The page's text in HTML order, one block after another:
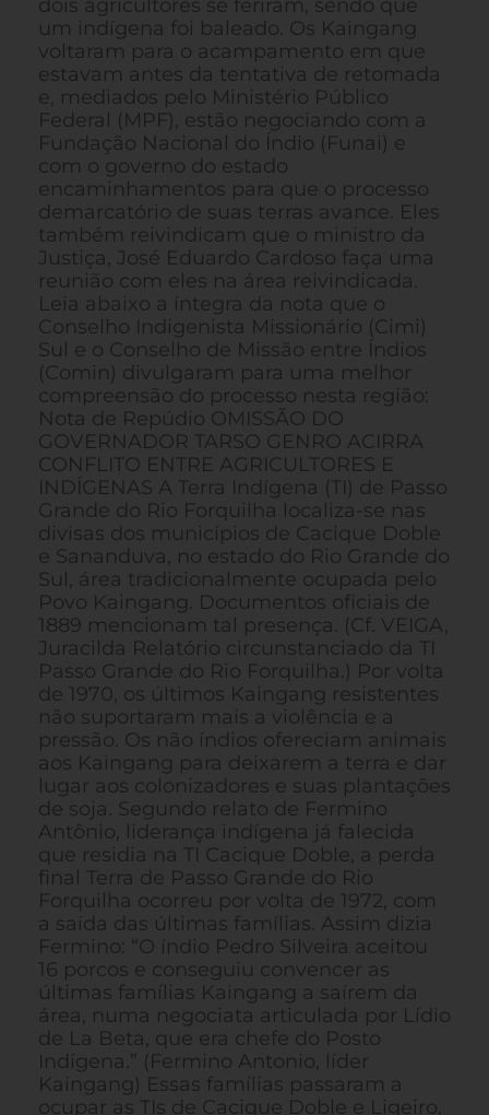
dois agricultores se feriram, sendo que
um indígena foi baleado. Os Kaingang
voltaram para o acampamento em que
estavam antes da tentativa de retomada
e, mediados pelo Ministério Público
Federal (MPF), estão negociando com a
Fundação Nacional do Índio (Funai) e
com o governo do estado
encaminhamentos para que o processo
demarcatório de suas terras avance. Eles
também reivindicam que o ministro da
Justiça, José Eduardo Cardoso faça uma
reunião com eles na área reivindicada.
Leia abaixo a íntegra da nota que o
Conselho Indigenista Missionário (Cimi)
Sul e o Conselho de Missão entre Índios
(Comin) divulgaram para uma melhor
compreensão do processo nesta região:
Nota de Repúdio OMISSÃO DO
GOVERNADOR TARSO GENRO ACIRRA
CONFLITO ENTRE AGRICULTORES E
INDÍGENAS A Terra Indígena (TI) de Passo
Grande do Rio Forquilha localiza-se nas
divisas dos municípios de Cacique Doble
e Sananduva, no estado do Rio Grande do
Sul, área tradicionalmente ocupada pelo
Povo Kaingang. Documentos oficiais de
1889 mencionam tal presença. (Cf. VEIGA,
Juracilda Relatório circunstanciado da TI
Passo Grande do Rio Forquilha.) Por volta
de 1970, os últimos Kaingang resistentes
não suportaram mais a violência e a
pressão. Os não índios ofereciam animais
aos Kaingang para deixarem a terra e dar
lugar aos colonizadores e suas plantações
de soja. Segundo relato de Fermino
Antônio, liderança indígena já falecida
que residia na TI Cacique Doble, a perda
final Terra de Passo Grande do Rio
Forquilha ocorreu por volta de 1972, com
a saída das últimas famílias. Assim dizia
Fermino: “O índio Pedro Silveira aceitou
16 porcos e conseguiu convencer as
últimas famílias Kaingang a saírem da
área, numa negociata articulada por Lídio
de La Beta, que era chefe do Posto
Indígena.” (Fermino Antonio, líder
Kaingang) Essas famílias passaram a
ocupar as TIs de Cacique Doble e Ligeiro,